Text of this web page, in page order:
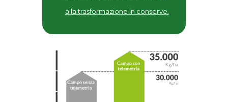
alla trasformazione in conserve.